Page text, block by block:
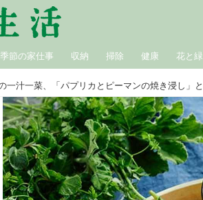
季節の家仕事 収納 掃除 健康 花と緑